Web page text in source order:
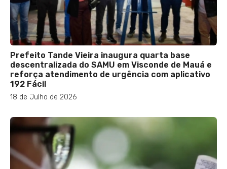
Prefeito Tande Vieira inaugura quarta base
descentralizada do SAMU em Visconde de Mauá e
reforça atendimento de urgência com aplicativo
192 Fácil
18 de Julho de 2026